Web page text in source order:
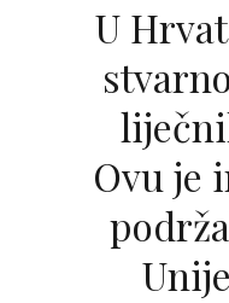
U Hrvatskoj je pobačaj na zahtjev legalan, ali u
Ovu je